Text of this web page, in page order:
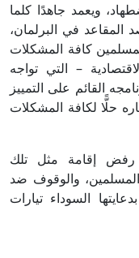
ويعمد جاهدًا كلما
المقاعد في البرلمان،
كافة المشكلات
– التي تواجه
القائم على التمييز
حلًّا لكافة المشكلات
رفض إقامة مثل تلك
والوقوف ضد
السوداء تيارات